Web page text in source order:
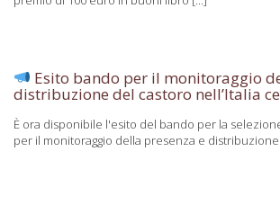
Esito bando per il monitoraggio
distribuzione del castoro nell’Italia
È ora disponibile l'esito del bando per la
per il monitoraggio della presenza e distribuzione